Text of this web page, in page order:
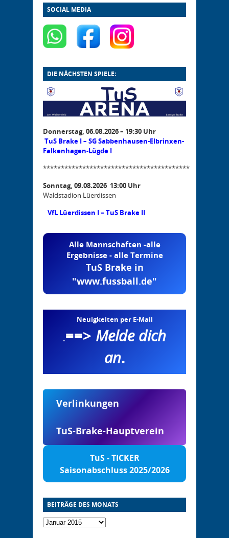
SOCIAL MEDIA
DIE NÄCHSTEN SPIELE:
Donnerstag, 06.08.2026 – 19:30 Uhr
TuS Brake I – SG Sabbenhausen-Elbrinxen-
Falkenhagen-Lügde I
*****************************************
Sonntag, 09.08.2026 13:00 Uhr
Waldstadion Lüerdissen
VfL Lüerdissen I – TuS Brake II
Alle Mannschaften -alle
Ergebnisse - alle Termine
TuS Brake in
"www.fussball.de"
Neuigkeiten per E-Mail
.==> Melde dich
an.
Verlinkungen
TuS-Brake-Hauptverein
TuS - TICKER
Saisonabschluss 2025/2026
BEITRÄGE DES MONATS